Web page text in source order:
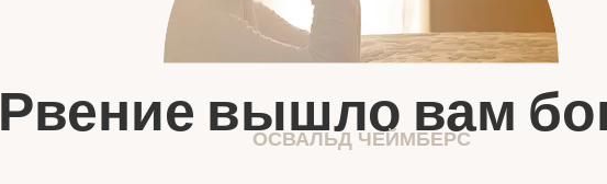
Рвение вышло вам
ОСВАЛЬД ЧЕЙМБЕРС